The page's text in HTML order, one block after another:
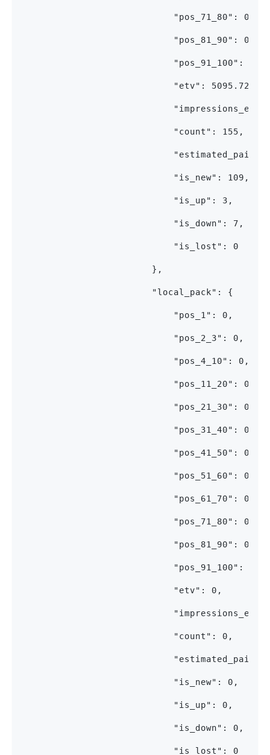
                            "pos_71_80": 0,
                            "pos_81_90": 0,
                            "pos_91_100": 0,
"etv":
                            "count": 155,
                            "is_new": 109,
                            "is_up": 3,
                            "is_down": 7,
                            "is_lost": 0
                        },
                        "local_pack": {
                            "pos_1": 0,
                            "pos_2_3": 0,
                            "pos_4_10": 0,
                            "pos_11_20": 0,
                            "pos_21_30": 0,
                            "pos_31_40": 0,
                            "pos_41_50": 0,
                            "pos_51_60": 0,
                            "pos_61_70": 0,
                            "pos_71_80": 0,
                            "pos_81_90": 0,
                            "pos_91_100": 0,
                            "etv": 0,
                            "count": 0,
                            "is_new": 0,
                            "is_up": 0,
                            "is_down": 0,
                            "is_lost": 0